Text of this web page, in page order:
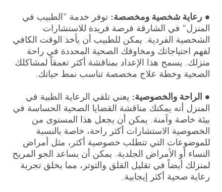
● رعاية شخصية ومخصصة: توفر خدمة "الطبيب في
المنزل" في الشارقة فرصة فريدة للاستشارات
الشخصية الفردية. يمكن للطبيب أن يأخذ الوقت الكافي
لفهم احتياجاتك ومخاوفك الصحية المحددة في راحة
منزلك. يسمح هذا الإعداد بمناقشة أكثر تعمقاً لمشاكلك
الصحية وخطة علاج مخصصة تناسب نمط حياتك.
● الراحة والخصوصية: يعني تلقي الرعاية الطبية في
المنزل أنه يمكنك مناقشة القضايا الصحية الحساسة في
بيئة خاصة وآمنة. يمكن أن يجعل هذا المستوى من
الخصوصية الاستشارات أكثر راحة، خاصة بالنسبة
للموضوعات التي تتطلب خصوصية أكثر، مثل أمراض
النساء أو الأمراض الجلدية. يمكن أن يساعد الجو المريح
لمنزلك أيضاً في تقليل القلق والتوتر، مما يخلق تجربة
رعاية صحية أكثر إيجابية.